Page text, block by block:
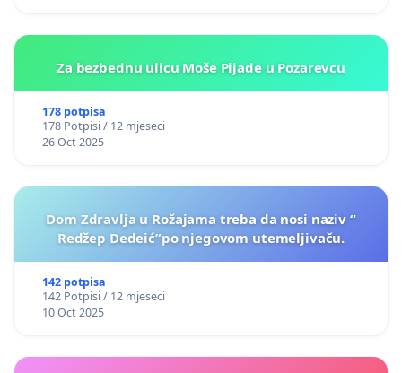
Za bezbednu ulicu Moše Pijade u Pozarevcu
178 potpisa
178 Potpisi / 12 mjeseci
26 Oct 2025
Dom Zdravlja u Rožajama treba da nosi naziv “
Redžep Dedeić”po njegovom utemeljivaču.
142 potpisa
142 Potpisi / 12 mjeseci
10 Oct 2025